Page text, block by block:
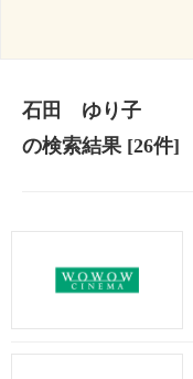
石田 ゆり子
の検索結果[26件]